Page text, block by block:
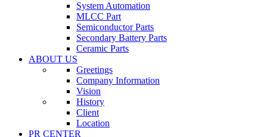
System Automation
MLCC Part
Semiconductor Parts
Secondary Battery Parts
Ceramic Parts
ABOUT US
Greetings
Company Information
Vision
History
Client
Location
PR CENTER